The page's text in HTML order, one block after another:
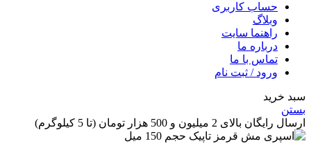
حساب کاربری
وبلاگ
راهنما سایت
درباره ما
تماس با ما
ورود / ثبت نام
خرید
بالای 2 میلیون و 500 هزار تومان (تا 5 کیلوگرم)